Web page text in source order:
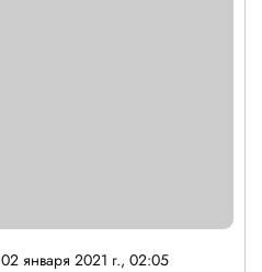
02 января 2021 г., 02:05